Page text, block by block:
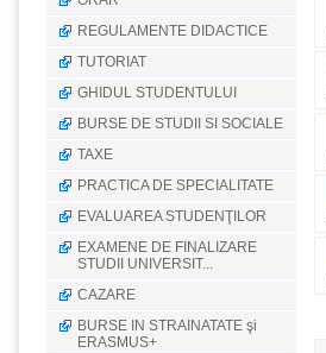
REGULAMENTE DIDACTICE
TUTORIAT
GHIDUL STUDENTULUI
BURSE DE STUDII SI SOCIALE
TAXE
PRACTICA DE SPECIALITATE
EVALUAREA STUDENŢILOR
EXAMENE DE FINALIZARE
STUDII UNIVERSIT...
CAZARE
BURSE IN STRAINATATE şi
ERASMUS+